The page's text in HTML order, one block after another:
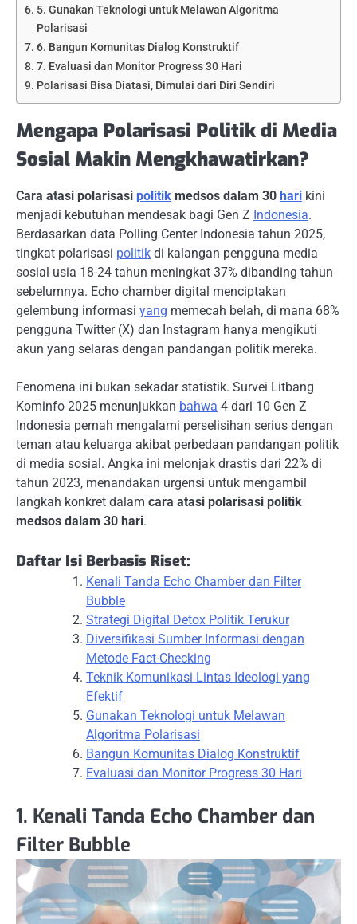
5. Gunakan Teknologi untuk Melawan Algoritma
Polarisasi
6. Bangun Komunitas Dialog Konstruktif
7. Evaluasi dan Monitor Progress 30 Hari
Polarisasi Bisa Diatasi, Dimulai dari Diri Sendiri
Mengapa Polarisasi Politik di Media
Sosial Makin Mengkhawatirkan?
Cara atasi polarisasi politik medsos dalam 30 hari kini
menjadi kebutuhan mendesak bagi Gen Z Indonesia.
Berdasarkan data Polling Center Indonesia tahun 2025,
tingkat polarisasi politik di kalangan pengguna media
sosial usia 18-24 tahun meningkat 37% dibanding tahun
sebelumnya. Echo chamber digital menciptakan
gelembung informasi yang memecah belah, di mana 68%
pengguna Twitter (X) dan Instagram hanya mengikuti
akun yang selaras dengan pandangan politik mereka.
Fenomena ini bukan sekadar statistik. Survei Litbang
Kominfo 2025 menunjukkan bahwa 4 dari 10 Gen Z
Indonesia pernah mengalami perselisihan serius dengan
teman atau keluarga akibat perbedaan pandangan politik
di media sosial. Angka ini melonjak drastis dari 22% di
tahun 2023, menandakan urgensi untuk mengambil
langkah konkret dalam cara atasi polarisasi politik
medsos dalam 30 hari.
Daftar Isi Berbasis Riset:
Kenali Tanda Echo Chamber dan Filter
Bubble
Strategi Digital Detox Politik Terukur
Diversifikasi Sumber Informasi dengan
Metode Fact-Checking
Teknik Komunikasi Lintas Ideologi yang
Efektif
Gunakan Teknologi untuk Melawan
Algoritma Polarisasi
Bangun Komunitas Dialog Konstruktif
Evaluasi dan Monitor Progress 30 Hari
1. Kenali Tanda Echo Chamber dan
Filter Bubble